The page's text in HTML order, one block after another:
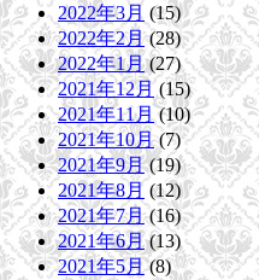
2022年3月 (15)
2022年2月(28)
2022年1月(27)
2021年12月 (15)
2021年11月 (10)
2021年10月(7)
2021年9月(19)
2021年8月 (12)
2021年7月(16)
2021年6月(13)
2021年5月(8)